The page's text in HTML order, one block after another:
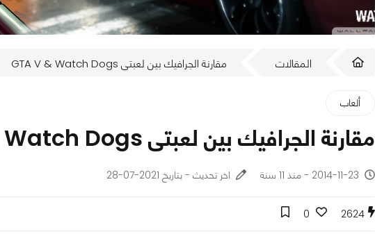
المقالات مقارنة الجرافيك بين لعبتى GTA V & Watch Dogs
ألعاب
مقارنة الجرافيك بين لعبتى GTA V & Watch Dogs
2014-11-23 - منذ 11 سنة اخر تحديث - بتاريخ 2021-07-28
2624
0